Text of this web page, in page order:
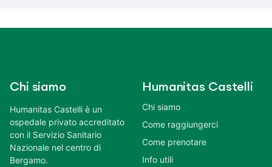
Chi siamo
Humanitas Castelli è un
ospedale privato accreditato
con il Servizio Sanitario
Nazionale nel centro di
Bergamo.
Humanitas Castelli
Chi siamo
Come raggiungerci
Come prenotare
Info utili